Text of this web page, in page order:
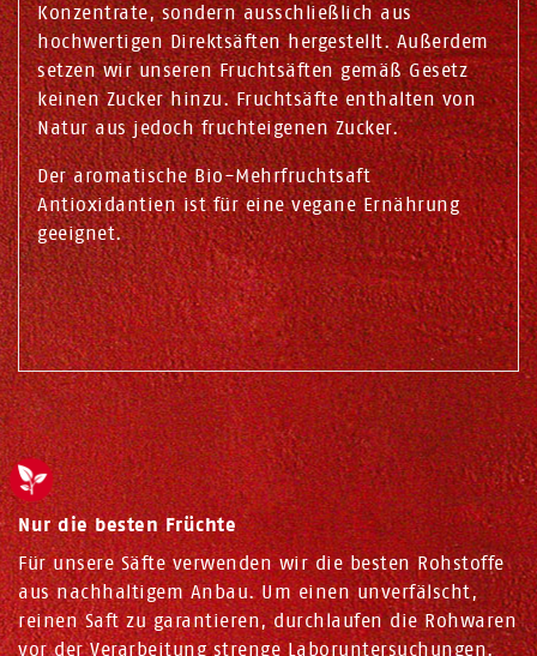
Konzentrate, sondern ausschließlich aus
hochwertigen Direktsäften hergestellt. Außerdem
setzen wir unseren Fruchtsäften gemäß Gesetz
keinen Zucker hinzu. Fruchtsäfte enthalten von
Natur aus jedoch fruchteigenen Zucker.
Der aromatische Bio-Mehrfruchtsaft
Antioxidantien ist für eine vegane Ernährung
geeignet.
Nur die besten Früchte
Für unsere Säfte verwenden wir die besten Rohstoffe
aus nachhaltigem Anbau. Um einen unverfälscht,
reinen Saft zu garantieren, durchlaufen die Rohwaren
vor der Verarbeitung strenge Laboruntersuchungen.